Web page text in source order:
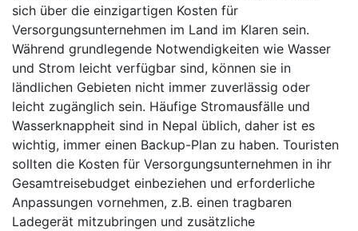
sich über die einzigartigen Kosten für
Versorgungsunternehmen im Land im Klaren sein.
Während grundlegende Notwendigkeiten wie Wasser
und Strom leicht verfügbar sind, können sie in
ländlichen Gebieten nicht immer zuverlässig oder
leicht zugänglich sein. Häufige Stromausfälle und
Wasserknappheit sind in Nepal üblich, daher ist es
wichtig, immer einen Backup-Plan zu haben. Touristen
sollten die Kosten für Versorgungsunternehmen in ihr
Gesamtreisebudget einbeziehen und erforderliche
Anpassungen vornehmen, z.B. einen tragbaren
Ladegerät mitzubringen und zusätzliche